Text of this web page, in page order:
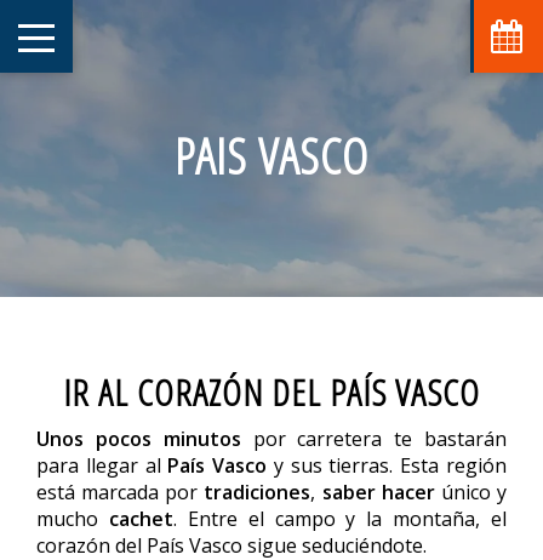
PAIS VASCO
IR AL CORAZÓN DEL PAÍS VASCO
Unos pocos minutos por carretera te bastarán
para llegar al País Vasco y sus tierras. Esta región
está marcada por tradiciones, saber hacerúnico y
mucho cachet. Entre el campo y la montaña, el
corazón del País Vasco sigue seduciéndote.